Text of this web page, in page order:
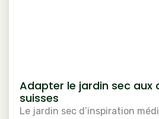
Adapter le jardin sec aux
suisses
Le jardin sec d’inspiration